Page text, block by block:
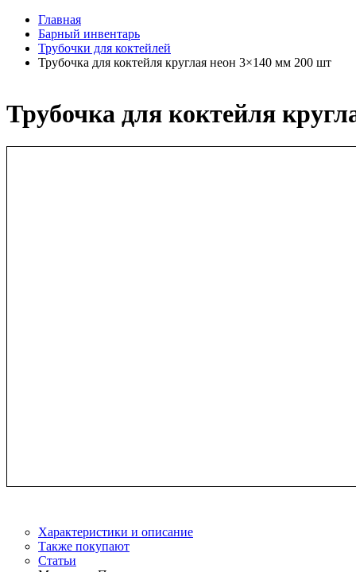
Главная
Барный инвентарь
Трубочки для коктейлей
Трубочка для коктейля круглая неон 3×140 мм 200 шт
Трубочка для коктейля
Характеристики и описание
Также покупают
Статьи